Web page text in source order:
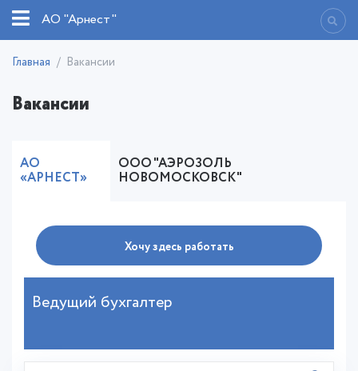
АО "Арнест"
Главная Вакансии
Вакансии
АО
«АРНЕСТ»
ООО "АЭРОЗОЛЬ
НОВОМОСКОВСК"
Хочу здесь работать
Ведущий бухгалтер